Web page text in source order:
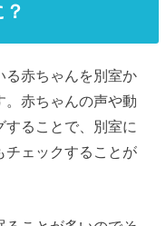
る赤ちゃんを別室か
。赤ちゃんの声や動
することで、別室に
チェックすることが